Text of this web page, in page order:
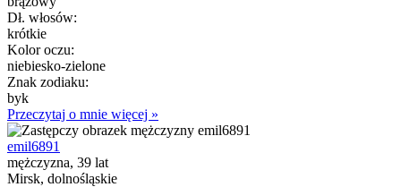
Dł. włosów:
krótkie
Kolor oczu:
niebiesko-zielone
Znak zodiaku:
byk
Przeczytaj o mnie więcej »
emil6891
mężczyzna, 39 lat
Mirsk, dolnośląskie